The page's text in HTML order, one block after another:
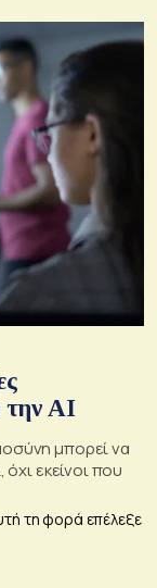
την AI
μπορεί να
όχι εκείνοι που